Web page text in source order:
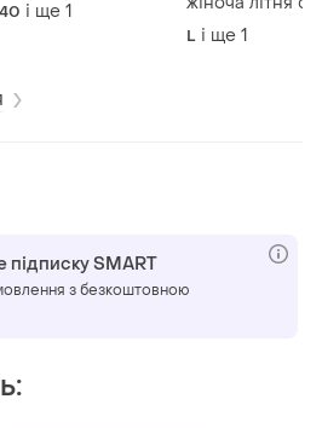
і ще 1
міді quiz
L і ще 1
SMART
з безкоштовною